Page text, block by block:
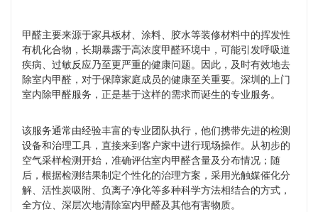
甲醛主要来源于家具板材、涂料、胶水等装修材料中的挥发性
有机化合物，长期暴露于高浓度甲醛环境中，可能引发呼吸道
疾病、过敏反应乃至更严重的健康问题。因此，及时有效地去
除室内甲醛，对于保障家庭成员的健康至关重要。深圳的上门
室内除甲醛服务，正是基于这样的需求而诞生的专业服务。
该服务通常由经验丰富的专业团队执行，他们携带先进的检测
设备和治理工具，直接来到客户家中进行现场操作。从初步的
空气采样检测开始，准确评估室内甲醛含量及分布情况；随
后，根据检测结果制定个性化的治理方案，采用光触媒催化分
解、活性炭吸附、负离子净化等多种科学方法相结合的方式，
全方位、深层次地清除室内甲醛及其他有害物质。